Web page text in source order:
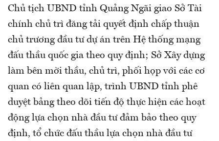
Chủ tịch UBND tỉnh Quảng Ngãi giao Sở Tài
chính chủ trì đăng tải quyết định chấp thuận
chủ trương đầu tư dự án trên Hệ thống mạng
đấu thầu quốc gia theo quy định; Sở Xây dựng
làm bên mời thầu, chủ trì, phối họp với các cơ
quan có liên quan lập, trình UBND tỉnh phê
duyệt bảng theo dõi tiến độ thực hiện các hoạt
động lựa chọn nhà đầu tư đảm bảo theo quy
định, tổ chức đấu thầu lựa chọn nhà đầu tư